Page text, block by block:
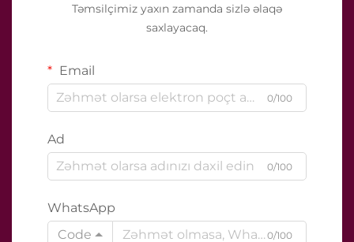
Təmsilçimiz yaxın zamanda sizlə əlaqə
saxlayacaq.
Email
0/100
Ad
0/100
WhatsApp
Code
0/100